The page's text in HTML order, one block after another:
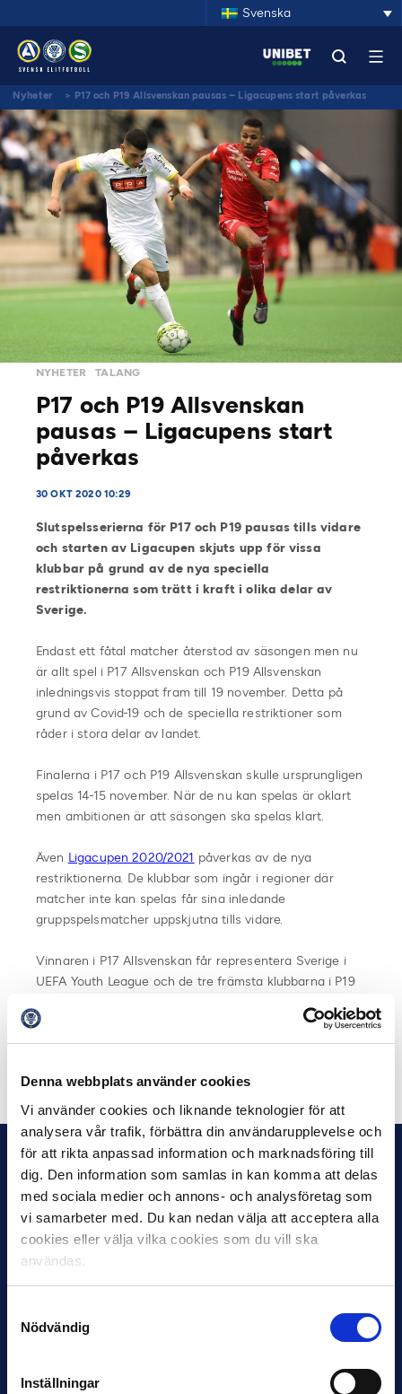
Denna webbplats använder cookies
Vi använder cookies och liknande teknologier för att
analysera vår trafik, förbättra din användarupplevelse och
för att rikta anpassad information och marknadsföring till
dig. Den information som samlas in kan komma att delas
med sociala medier och annons- och analysföretag som
vi samarbeter med. Du kan nedan välja att acceptera alla
cookies eller välja vilka cookies som du vill ska
användas.
Nödvändig
Inställningar
Svenska
Nyheter > P17 och P19 Allsvenskan pausas – Ligacupens start påverkas
NYHETER TALANG
P17 och P19 Allsvenskan
pausas – Ligacupens start
påverkas
30 OKT 2020 10:29
Slutspelsserierna för P17 och P19 pausas tills vidare
och starten av Ligacupen skjuts upp för vissa
klubbar på grund av de nya speciella
restriktionerna som trätt i kraft i olika delar av
Sverige.
Endast ett fåtal matcher återstod av säsongen men nu
är allt spel i P17 Allsvenskan och P19 Allsvenskan
inledningsvis stoppat fram till 19 november. Detta på
grund av Covid-19 och de speciella restriktioner som
råder i stora delar av landet.
Finalerna i P17 och P19 Allsvenskan skulle ursprungligen
spelas 14-15 november. När de nu kan spelas är oklart
men ambitionen är att säsongen ska spelas klart.
Även Ligacupen 2020/2021 påverkas av de nya
restriktionerna. De klubbar som ingår i regioner där
matcher inte kan spelas får sina inledande
gruppspelsmatcher uppskjutna tills vidare.
Vinnaren i P17 Allsvenskan får representera Sverige i
UEFA Youth League och de tre främsta klubbarna i P19
Mästerskapen.